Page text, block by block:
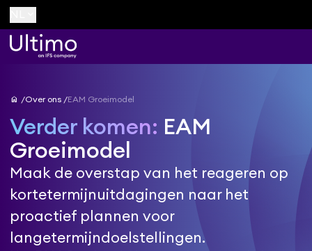
home Over ons EAM Groeimodel
Verder komen: EAM
Groeimodel
Maak de overstap van het reageren op
kortetermijnuitdagingen naar het
proactief plannen voor
langetermijndoelstellingen.